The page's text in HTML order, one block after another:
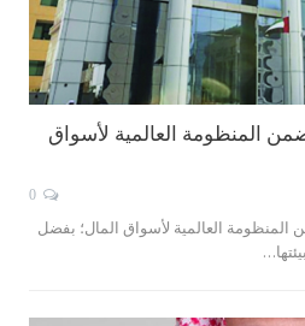
المنظومة العالمية لأسواق
العالمية لأسواق المال؛ بفضل